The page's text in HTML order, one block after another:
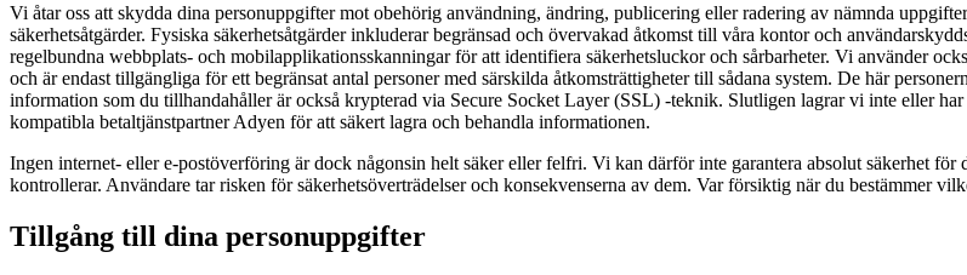
Vi åtar oss att skydda dina personuppgifter mot obehörig användning, ändring, publicering eller radering av nämnda
säkerhetsåtgärder. Fysiska säkerhetsåtgärder inkluderar begränsad och övervakad åtkomst till våra kontor och
regelbundna webbplats- och mobilapplikationsskanningar för att identifiera säkerhetsluckor och sårbarheter. Vi använder
och är endast tillgängliga för ett begränsat antal personer med särskilda åtkomsträttigheter till sådana system. De här
information som du tillhandahåller är också krypterad via Secure Socket Layer (SSL) -teknik. Slutligen lagrar vi inte eller
kompatibla betaltjänstpartner Adyen för att säkert lagra och behandla informationen.
Ingen internet- eller e-postöverföring är dock någonsin helt säker eller felfri. Vi kan därför inte garantera absolut säkerhet
kontrollerar. Användare tar risken för säkerhetsöverträdelser och konsekvenserna av dem. Var försiktig när du bestämmer
Tillgång till dina personuppgifter